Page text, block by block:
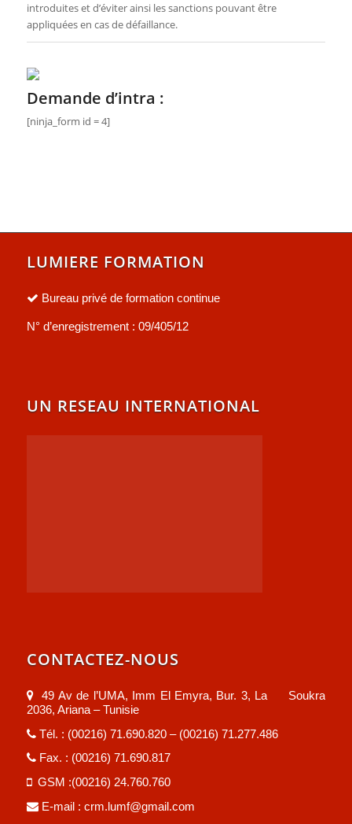
introduites et d’éviter ainsi les sanctions pouvant être
appliquées en cas de défaillance.
Demande d’intra :
[ninja_form id = 4]
LUMIERE FORMATION
Bureau privé de formation continue
N° d’enregistrement : 09/405/12
UN RESEAU INTERNATIONAL
CONTACTEZ-NOUS
49 Av de l’UMA, Imm El Emyra, Bur. 3, La Soukra
2036, Ariana – Tunisie
Tél. : (00216) 71.690.820 – (00216) 71.277.486
Fax. : (00216) 71.690.817
GSM :(00216) 24.760.760
E-mail : crm.lumf@gmail.com